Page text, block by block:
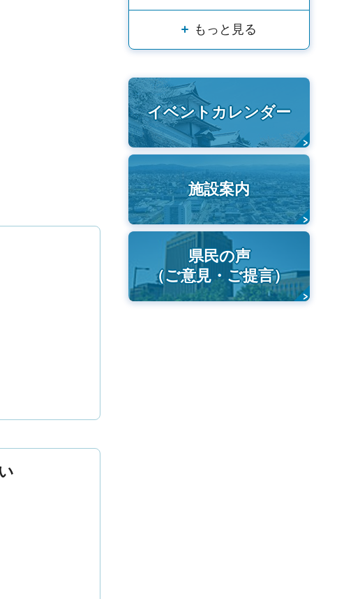
もっと見る
イベントカレンダー
施設案内
県民の声
（ご意見・ご提言）